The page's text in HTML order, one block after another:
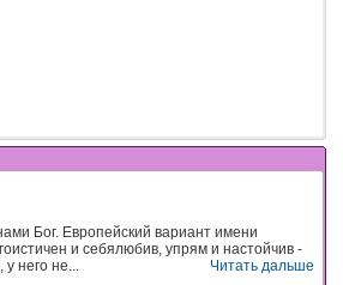
Бог. Европейский вариант имени
и себялюбив, упрям и настойчив -
у него не...
Читать дальше